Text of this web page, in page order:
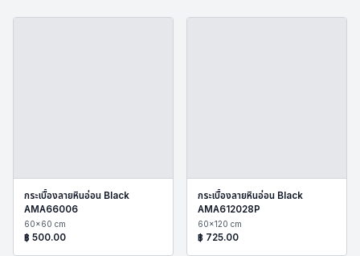
กระเบื้องลายหินอ่อน Black
AMA66006
60x60 cm
฿ 500.00
กระเบื้องลายหินอ่อน Black
AMA612028P
60x120 cm
฿ 725.00